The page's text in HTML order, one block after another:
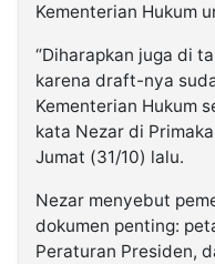
Kementerian Hukum
“Diharapkan juga di
karena draft-nya
Kementerian Hukum
kata Nezar di
Jumat (31/10) lalu.
Nezar menyebut
dokumen penting:
Peraturan Presiden,